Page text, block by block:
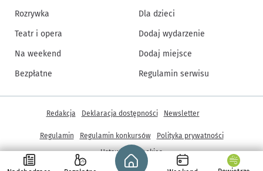
Strona główna - wroclaw.pl
Rozrywka
Teatr i opera
Na weekend
Bezpłatne
Dla dzieci
Dodaj wydarzenie
Dodaj miejsce
Regulamin serwisu
Inne informacje
Redakcja Deklaracja dostępności Newsletter
Regulamin Regulamin konkursów
Polityka prywatności
Ustawienia cookies